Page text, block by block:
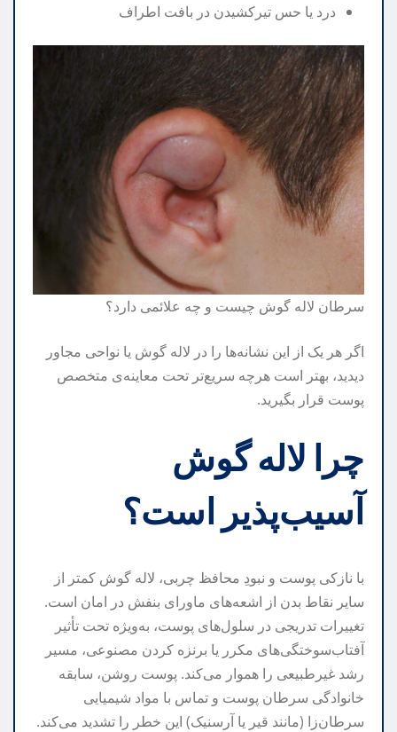
درد یا حس تیرکشیدن در بافت اطراف
سرطان لاله گوش چیست و چه علائمی دارد؟
اگر هر یک از این نشانه‌ها را در لاله گوش یا نواحی مجاور
دیدید، بهتر است هرچه سریع‌تر تحت معاینه‌ی متخصص
پوست قرار بگیرید.
چرا لاله گوش
آسیب‌پذیر است؟
با نازکی پوست و نبودِ محافظ چربی، لاله گوش کمتر از
سایر نقاط بدن از اشعه‌های ماورای بنفش در امان است.
تغییرات تدریجی در سلول‌های پوست، به‌ویژه تحت تأثیر
آفتاب‌سوختگی‌های مکرر یا برنزه کردن مصنوعی، مسیر
رشد غیرطبیعی را هموار می‌کند. پوست روشن، سابقه
خانوادگی سرطان پوست و تماس با مواد شیمیایی
سرطان‌زا (مانند قیر یا آرسنیک) این خطر را تشدید می‌کند.